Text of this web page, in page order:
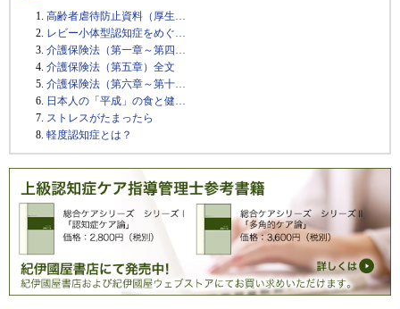
高齢者虐待防止資料（厚生…
レビー小体型認知症をめぐ…
介護保険法（第一章～第四…
介護保険法（第五章）全文
介護保険法（第六章～第十…
日本人の「平成」の食と健…
ストレスがたまったら
軽度認知症とは？